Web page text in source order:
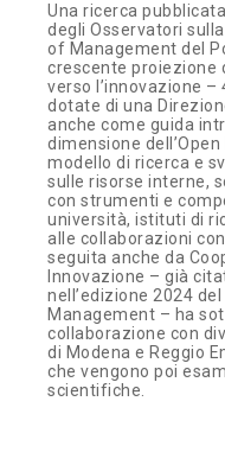
Una ricerca
degli Osservatori
of Management del
crescente proiezione
verso l’innovazione –
dotate di una
anche come guida
dimensione
modello di ricerca e
sulle risorse interne,
con strumenti e
università, istituti di
alle collaborazioni
seguita anche da
Innovazione – già
nell’edizione 2024
Management – ha
collaborazione con
di Modena e Reggio
che vengono poi
scientifiche.